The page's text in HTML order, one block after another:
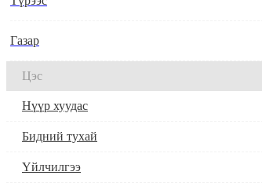
Газар
Цэс
Нүүр хуудас
Бидний тухай
Үйлчилгээ